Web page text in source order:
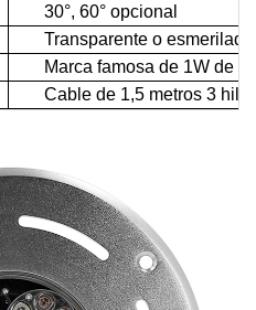
30°, 60° opcional
Transparente o esmerilado
Marca famosa de 1W de
Cable de 1,5 metros 3